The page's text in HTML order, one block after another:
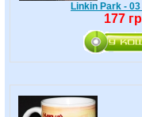
Linkin Park -
177